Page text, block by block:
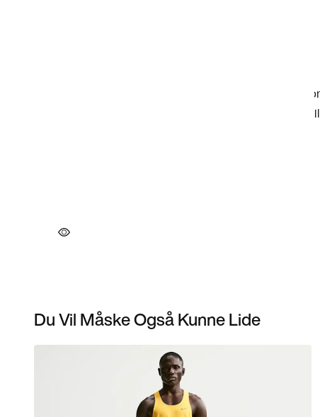
Du Vil Måske Også Kunne Lide